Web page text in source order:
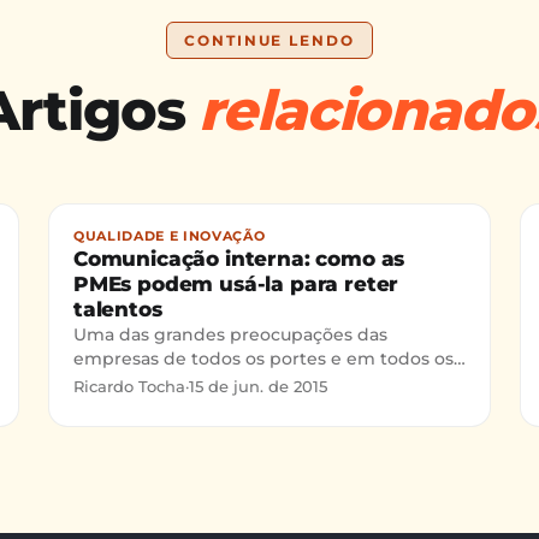
CONTINUE LENDO
QUALIDADE E INOVAÇÃO
Comunicação interna: como as
PMEs podem usá-la para reter
talentos
Uma das grandes preocupações das
empresas de todos os portes e em todos os
segmentos é a atração de profissionais
Ricardo Tocha·15 de jun. de 2015